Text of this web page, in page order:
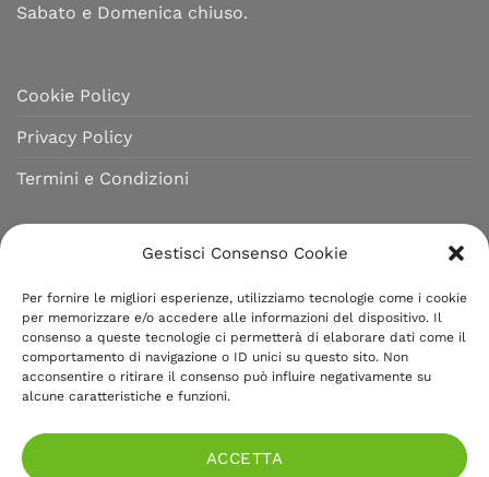
Gestisci Consenso Cookie
Per fornire le migliori esperienze, utilizziamo tecnologie come i cookie
per memorizzare e/o accedere alle informazioni del dispositivo. Il
consenso a queste tecnologie ci permetterà di elaborare dati come il
comportamento di navigazione o ID unici su questo sito. Non
acconsentire o ritirare il consenso può influire negativamente su
alcune caratteristiche e funzioni.
ACCETTA
Sabato e Domenica chiuso.
Cookie Policy
Privacy Policy
Termini e Condizioni
Menu Milano è un marchio di Fototecnica Garufi,
azienda presente sul mercato italiano ed estero da
oltre 40 anni. Produce articoli cartotecnici per il
settore food garantendo qualità e finiture artigianali.
Partita IVA e C.F.: 02531770150